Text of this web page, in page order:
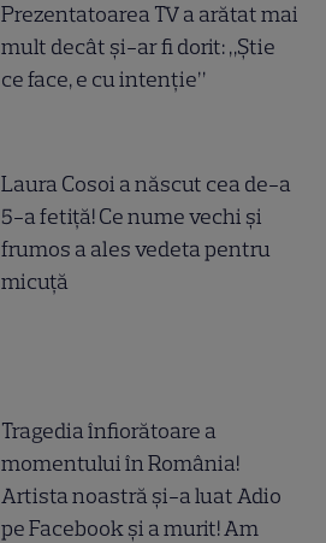
Prezentatoarea TV a arătat mai
mult decât și-ar fi dorit: „Știe
ce face, e cu intenție”
Laura Cosoi a născut cea de-a
5-a fetiță! Ce nume vechi și
frumos a ales vedeta pentru
micuță
Tragedia înfiorătoare a
momentului în România!
Artista noastră și-a luat Adio
pe Facebook și a murit! Am